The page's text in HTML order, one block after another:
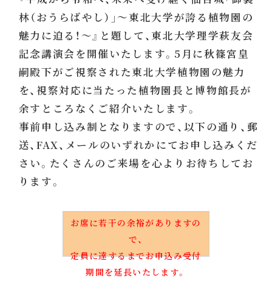
林（おうらばやし）」～東北大学が誇る植物園の
魅力に迫る！～』と題して、東北大学理学萩友会
記念講演会を開催いたします。5月に秋篠宮皇
嗣殿下がご視察された東北大学植物園の魅力
を、視察対応に当たった植物園長と博物館長が
余すところなくご紹介いたします。
事前申し込み制となりますので、以下の通り、郵
送、FAX、メールのいずれかにてお申し込みくだ
さい。たくさんのご来場を心よりお待ちしてお
ります。
お席に若干の余裕がありますの
で、
定員に達するまでお申込み受付
期間を延長いたします。